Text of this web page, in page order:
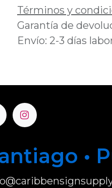
Términos y
Garantía de
Envío: 2-3 días
• P